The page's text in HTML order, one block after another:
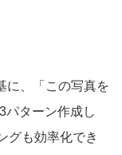
に、「この写真を
パターン作成し
グも効率化でき